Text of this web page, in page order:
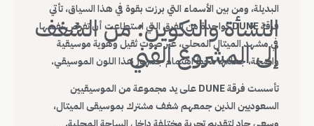
البديلة، ومن بين الأسماء التي برزت بقوة في هذا السياق، تأتي
فرقة DUNE كواحدة من الفرق التي استطاعت أن تفرض نفسها
في مشهد الميتال المحلي، عبر صوت ثقيل وهوية موسيقية
واضحة، جعلتها محط اهتمام جمهور هذا اللون الموسيقي.
النشأة والتكوين: من الشغف
إلى المشروع الفني
تأسست فرقة DUNE على يد مجموعة من الموسيقيين
السعوديين الذين جمعهم شغف مشترك بموسيقى الميتال،